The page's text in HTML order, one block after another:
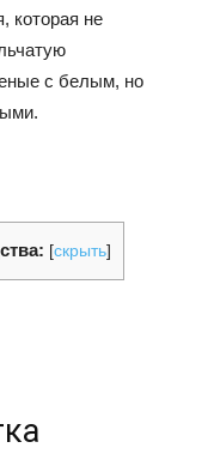
которая не
с белым, но
[скрыть]